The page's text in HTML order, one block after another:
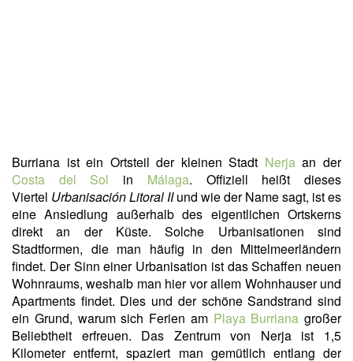
Burriana ist ein Ortsteil der kleinen Stadt Nerjaan der
Costa del Sol in Málaga. Offiziell heißt dieses
Viertel Urbanisación Litoral IIund wie der Name sagt, ist es
eine Ansiedlung außerhalb des eigentlichen Ortskerns
direkt an der Küste. Solche Urbanisationen sind
Stadtformen, die man häufig in den Mittelmeerländern
findet. Der Sinn einer Urbanisation ist das Schaffen neuen
Wohnraums, weshalb man hier vor allem Wohnhauser und
Apartments findet. Dies und der schöne Sandstrand sind
ein Grund, warum sich Ferien am Playa Burriana großer
Beliebtheit erfreuen. Das Zentrum von Nerja ist 1,5
Kilometer entfernt, spaziert man gemütlich entlang der